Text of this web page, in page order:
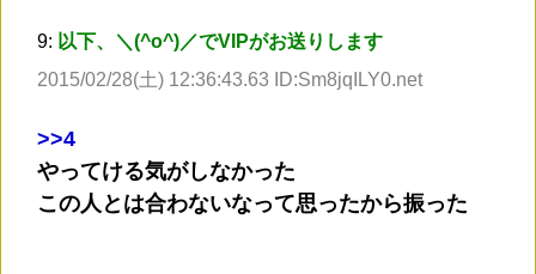
9: 以下、＼(^o^)／でVIPがお送りします
2015/02/28(土) 12:36:43.63 ID:Sm8jqILY0.net
>>4
やってける気がしなかった
この人とは合わないなって思ったから振った